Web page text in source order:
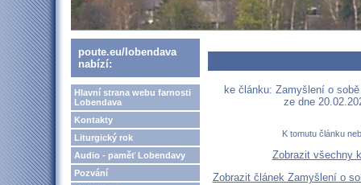
poute.eu/lobendava
nabízí:
Hlavní strana webu farnosti
Lobendava
Kontakty
Liturgický rok
Audio - paměť Lobendavy
Pozvání
ke článku: Zamyšlení o
ze dne
K tomutu článku
Zobrazit všechny
Zobrazit článek Zamyšlení o